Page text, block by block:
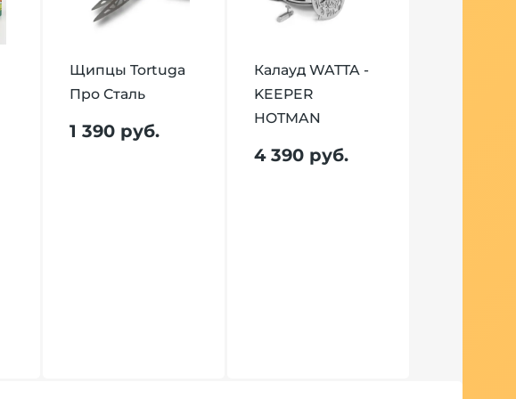
Щипцы Tortuga
Про Сталь
1 390 руб.
Калауд WATTA -
KEEPER
HOTMAN
4 390 руб.